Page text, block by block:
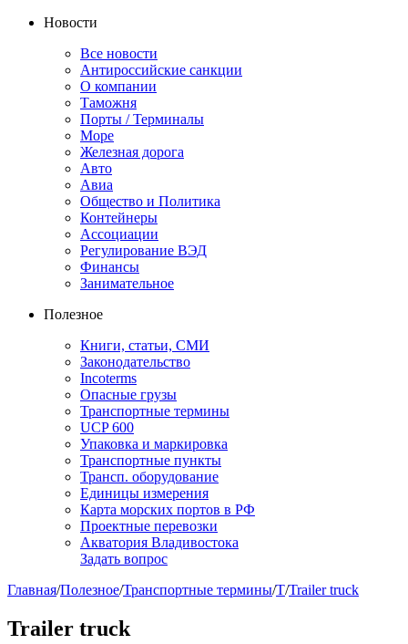
Новости
Все новости
Антироссийские санкции
О компании
Таможня
Порты / Терминалы
Море
Железная дорога
Авто
Авиа
Общество и Политика
Контейнеры
Ассоциации
Регулирование ВЭД
Финансы
Занимательное
Полезное
Книги, статьи, СМИ
Законодательство
Incoterms
Опасные грузы
Транспортные термины
UCP 600
Упаковка и маркировка
Транспортные пункты
Трансп. оборудование
Единицы измерения
Карта морских портов в РФ
Проектные перевозки
Акватория Владивостока
Задать вопрос
Главная/Полезное/Транспортные термины/T/Trailer truck
Trailer truck